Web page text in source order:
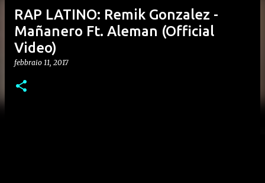
RAP LATINO: Remik Gonzalez -
Mañanero Ft. Aleman (Official
Video)
febbraio 11, 2017